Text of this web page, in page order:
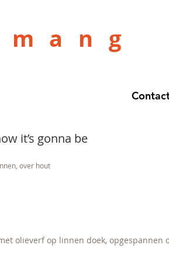
it’s gonna be
over hout
olieverf op linnen doek, opgespannen